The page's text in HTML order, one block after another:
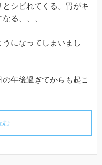
シビれてくる。胃がキ
る、、、
になってしまいまし
午後過ぎてからも起こ
む